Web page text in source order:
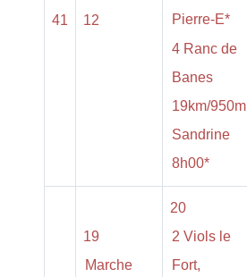
41 12
Pierre-E*
4 Ranc de
Banes
19km/950m
Sandrine
8h00*
19
Marche
20
2 Viols le
Fort,